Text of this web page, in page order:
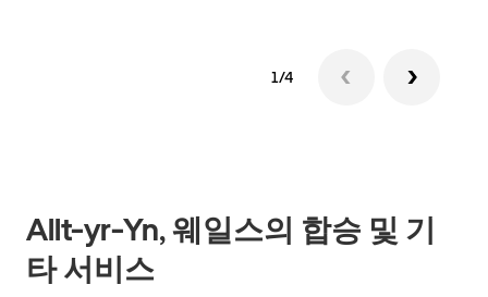
1/4
Allt-yr-Yn, 웨일스의 합승 및 기
타 서비스